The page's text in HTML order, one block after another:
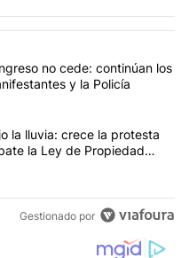
más comentarios en los
"La tensión frente al
no cede: continúan los
y la Policía
"Congreso vallado y bajo
la lluvia: crece la protesta
la Ley de Propiedad
Gestionado por